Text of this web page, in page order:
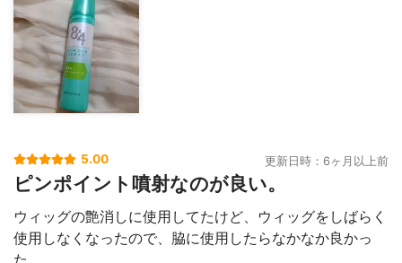
5.00 更新日時：6ヶ月以上前
ピンポイント噴射なのが良い。
ウィッグの艶消しに使用してたけど、ウィッグをしばらく
使用しなくなったので、脇に使用したらなかなか良かっ
た。